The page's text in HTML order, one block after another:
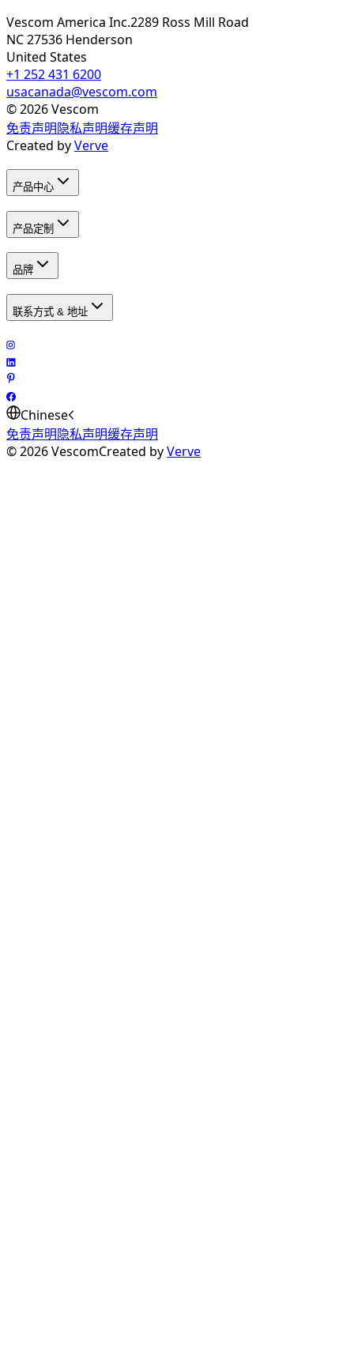
Vescom America Inc.2289 Ross Mill Road
NC 27536 Henderson
United States
+1 252 431 6200
usacanada@vescom.com
©2026Vescom
免责声明隐私声明缓存声明
Created byVerve
产品中心
产品定制
品牌
联系方式 & 地址
Chinese
免责声明隐私声明缓存声明
©2026VescomCreated byVerve